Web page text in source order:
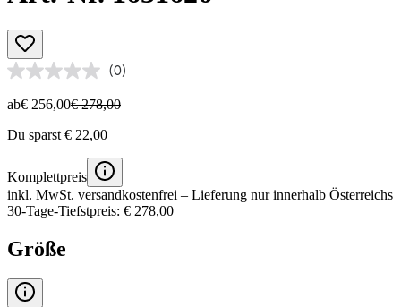
(0)
ab€ 256,00€ 278,00
Du sparst € 22,00
Komplettpreis
inkl. MwSt. versandkostenfrei – Lieferung nur innerhalb Österreichs
30-Tage-Tiefstpreis: € 278,00
Größe